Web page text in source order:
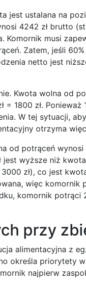
jest ustalana na
4242 zł brutto
musi
Zatem, jeśli
netto jest
Kwota wolna od
1800 zł. Ponieważ
W tej sytuacji,
otrzyma
od potrąceń
wyższe niż
zł), co jest
więc
komornik potrąci
przy
alimentacyjna z
określa priorytety
najpierw